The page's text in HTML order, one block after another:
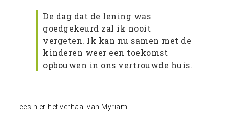
De dag dat de lening was
goedgekeurd zal ik nooit
vergeten. Ik kan nu samen met de
kinderen weer een toekomst
opbouwen in ons vertrouwde huis.
Lees hier het verhaal van Myriam